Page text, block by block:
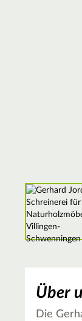
Über
Die